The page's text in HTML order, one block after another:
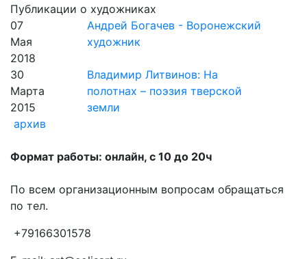
Публикации о художниках
07
Мая
2018
Андрей Богачев - Воронежский
художник
30
Марта
2015
Владимир Литвинов: На
полотнах – поэзия тверской
земли
архив
Формат работы: онлайн, с 10 до 20ч
По всем организационным вопросам обращаться
по тел.
+79166301578